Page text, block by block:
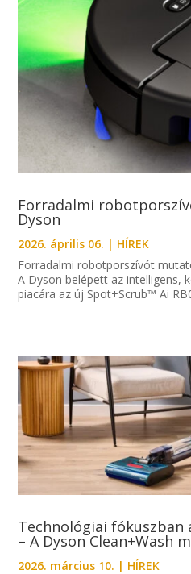
Forradalmi
Dyson
2026. április 06. | HÍREK
Forradalmi robotporszívót
A Dyson belépett az intelligens,
piacára az új Spot+Scrub™ Ai
Technológiai fókuszban
– A Dyson Clean+Wash
2026. március 10. | HÍREK